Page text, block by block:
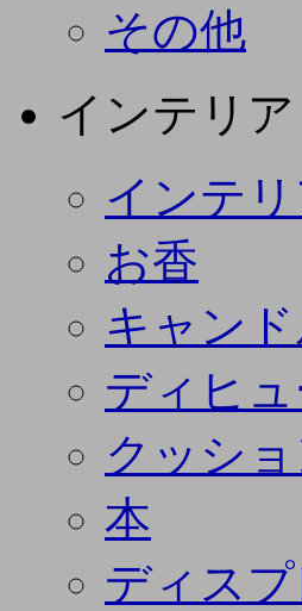
その他
インテリア
インテリ
お香
キャン
ディヒ
クッシ
本
ディスプ